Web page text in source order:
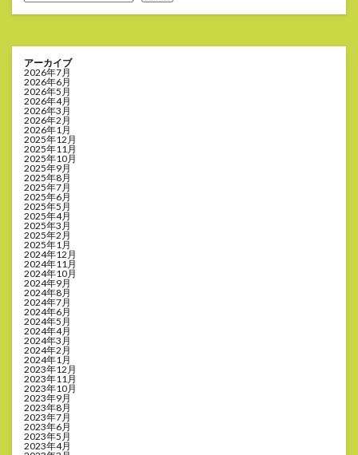
アーカイブ
2026年7月
2026年6月
2026年5月
2026年4月
2026年3月
2026年2月
2026年1月
2025年12月
2025年11月
2025年10月
2025年9月
2025年8月
2025年7月
2025年6月
2025年5月
2025年4月
2025年3月
2025年2月
2025年1月
2024年12月
2024年11月
2024年10月
2024年9月
2024年8月
2024年7月
2024年6月
2024年5月
2024年4月
2024年3月
2024年2月
2024年1月
2023年12月
2023年11月
2023年10月
2023年9月
2023年8月
2023年7月
2023年6月
2023年5月
2023年4月